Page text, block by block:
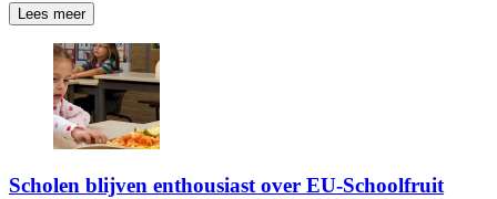
Lees meer
Scholen blijven enthousiast over EU-Schoolfruit